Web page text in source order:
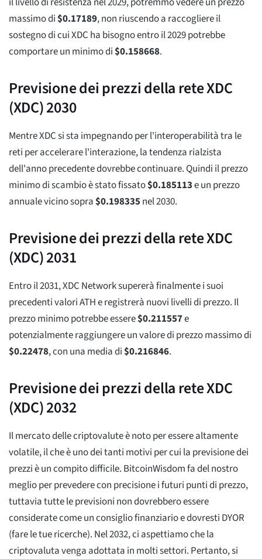
massimo di$0.17189, non riuscendo a raccogliere il
sostegno di cui XDC ha bisogno entro il 2029 potrebbe
comportare un minimo di$0.158668.
Previsione dei prezzi della rete XDC
(XDC) 2030
Mentre XDC si sta impegnando per l'interoperabilità tra le
reti per accelerare l'interazione, la tendenza rialzista
dell'anno precedente dovrebbe continuare. Quindi il prezzo
minimo di scambio è stato fissato$0.185113e un prezzo
annuale vicino sopra$0.198335nel 2030.
Previsione dei prezzi della rete XDC
(XDC) 2031
Entro il 2031, XDC Network supererà finalmente i suoi
precedenti valori ATH e registrerà nuovi livelli di prezzo. Il
prezzo minimo potrebbe essere$0.211557e
potenzialmente raggiungere un valore di prezzo massimo di
$0.22478, con una media di$0.216846.
Previsione dei prezzi della rete XDC
(XDC) 2032
Il mercato delle criptovalute è noto per essere altamente
volatile, il che è uno dei tanti motivi per cui la previsione dei
prezzi è un compito difficile. BitcoinWisdom fa del nostro
meglio per prevedere con precisione i futuri punti di prezzo,
tuttavia tutte le previsioni non dovrebbero essere
considerate come un consiglio finanziario e dovresti DYOR
(fare le tue ricerche). Nel 2032, ci aspettiamo che la
criptovaluta venga adottata in molti settori. Pertanto, si